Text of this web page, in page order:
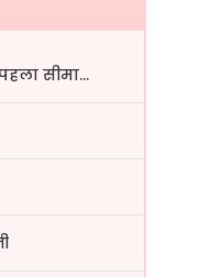
सीमा...